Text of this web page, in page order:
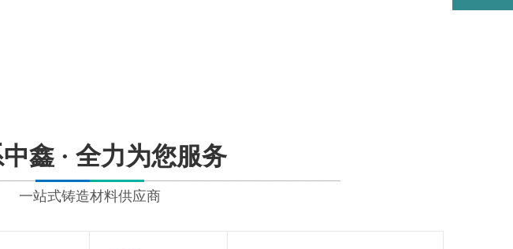
鑫 · 全力为您服务
一站式铸造材料供应商